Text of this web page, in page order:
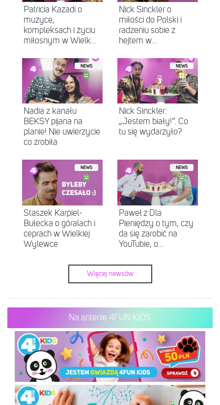
Patricia Kazadi o
muzyce,
kompleksach i życiu
miłosnym w Wielk...
Nick Sinckler o
miłości do Polski i
radzeniu sobie z
hejtem w...
NEWS
Nadia z kanału
BEKSY pijana na
planie! Nie uwierzycie
co zrobiła
NEWS
Nick Sinckler:
„Jestem biały!”. Co
tu się wydarzyło?
NEWS
Staszek Karpiel-
Bułecka o góralach i
ceprach w Wielkiej
Wylewce
NEWS
Paweł z Dla
Pieniędzy o tym, czy
da się zarobić na
YouTubie, o...
Więcej newsów
Na antenie 4FUN KIDS